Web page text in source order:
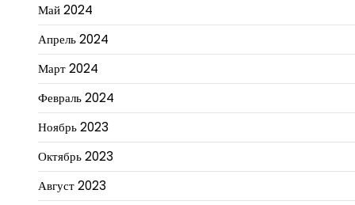
Май 2024
Апрель 2024
Март 2024
Февраль 2024
Ноябрь 2023
Октябрь 2023
Август 2023